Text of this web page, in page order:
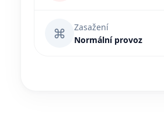
⌘
Zasažení
Normální provoz